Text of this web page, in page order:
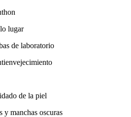
lugar
de laboratorio
de la piel
y manchas oscuras